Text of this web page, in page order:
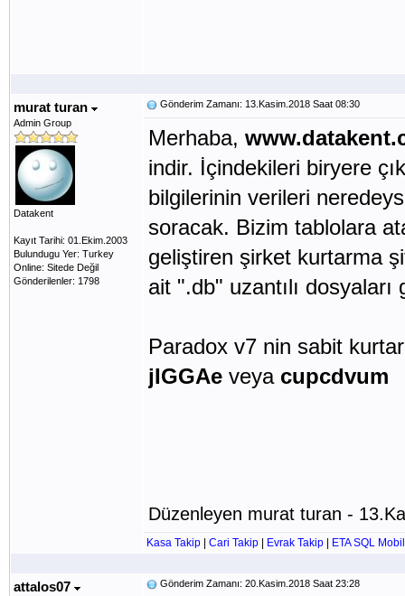
murat turan
Admin Group
Datakent
Kayıt Tarihi: 01.Ekim.2003
Bulundugu Yer: Turkey
Online: Sitede Değil
Gönderilenler: 1798
Gönderim Zamanı: 13.Kasim.2018 Saat 08:30
Merhaba,
indir. İçindekileri biryere
bilgilerinin verileri
soracak. Bizim tablolara
geliştiren şirket kurtarma
ait ".db" uzantılı
Paradox v7 nin sabit
jIGGAe veya cupcdvum
Düzenleyen murat turan -
Kasa Takip Cari Takip Evrak Takip ETA SQL Mobil
attalos07 Gönderim Zamanı: 20.Kasim.2018 Saat 23:28